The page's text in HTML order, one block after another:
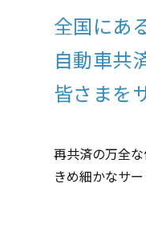
全国にあ
自動車共
皆さまを
再共済の万全
きめ細かなサ